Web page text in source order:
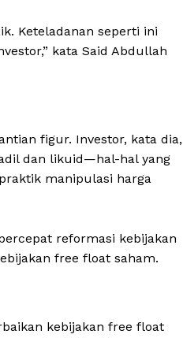
Keteladanan seperti ini
kata Said Abdullah
figur. Investor, kata dia,
dan likuid—hal-hal yang
manipulasi harga
reformasi kebijakan
free float saham.
kebijakan free float